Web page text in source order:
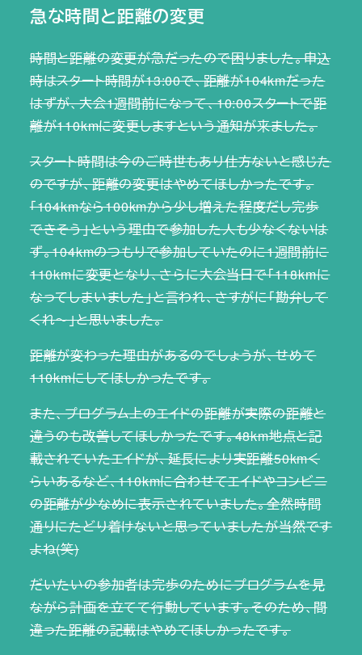
急な時間と距離の変更
時間と距離の変更が急だったので困りました。申込
時はスタート時間が13:00で、距離が104kmだった
はずが、大会1週間前になって、10:00スタートで距
離が110kmに変更しますという通知が来ました。
スタート時間は今のご時世もあり仕方ないと感じた
のですが、距離の変更はやめてほしかったです。
「104kmなら100kmから少し増えた程度だし完歩
できそう」という理由で参加した人も少なくないは
ず。104kmのつもりで参加していたのに1週間前に
110kmに変更となり、さらに大会当日で「118kmに
なってしまいました」と言われ、さすがに「勘弁して
くれ～」と思いました。
距離が変わった理由があるのでしょうが、せめて
110kmにしてほしかったです。
また、プログラム上のエイドの距離が実際の距離と
違うのも改善してほしかったです。48km地点と記
載されていたエイドが、延長により実距離50kmく
らいあるなど、110kmに合わせてエイドやコンビニ
の距離が少なめに表示されていました。全然時間
通りにたどり着けないと思っていましたが当然です
よね(笑)
だいたいの参加者は完歩のためにプログラムを見
ながら計画を立てて行動しています。そのため、間
違った距離の記載はやめてほしかったです。